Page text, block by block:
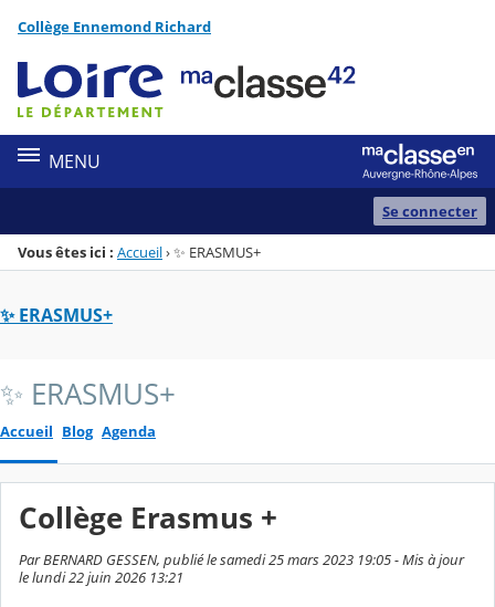
Menu de la rubrique
Contenu
Collège Ennemond Richard
MENU
Se connecter
Vous êtes ici : Accueil›✨ ERASMUS+
✨ ERASMUS+
✨ ERASMUS+
Accueil Blog Agenda
Collège Erasmus +
Par BERNARD GESSEN, publié le samedi 25 mars 2023 19:05 - Mis à jour
le lundi 22 juin 2026 13:21